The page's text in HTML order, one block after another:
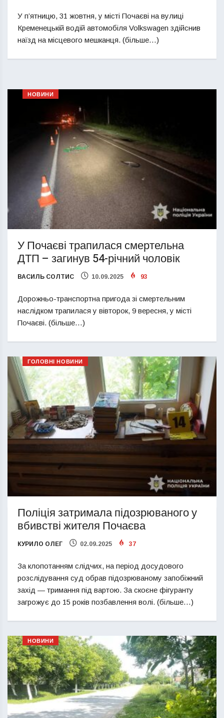
У п’ятницю, 31 жовтня, у місті Почаєві на вулиці
Кременецькій водій автомобіля Volkswagen здійснив
наїзд на місцевого мешканця. (більше…)
НОВИНИ
У Почаєві трапилася смертельна
ДТП – загинув 54-річний чоловік
ВАСИЛЬ СОЛТИС 10.09.2025 93
Дорожньо-транспортна пригода зі смертельним
наслідком трапилася у вівторок, 9 вересня, у місті
Почаєві. (більше…)
ГОЛОВНІ НОВИНИ
Поліція затримала підозрюваного у
вбивстві жителя Почаєва
КУРИЛО ОЛЕГ 02.09.2025 37
За клопотанням слідчих, на період досудового
розслідування суд обрав підозрюваному запобіжний
захід — тримання під вартою. За скоєне фігуранту
загрожує до 15 років позбавлення волі. (більше…)
НОВИНИ